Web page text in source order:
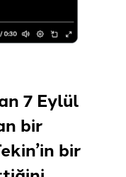
7 Eylül
bir
bir